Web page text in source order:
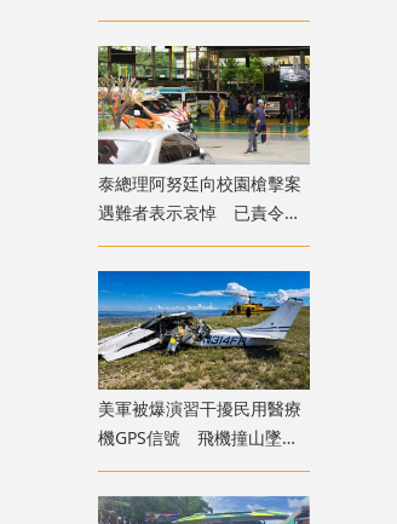
是地區和平穩定真正威脅
​泰總理阿努廷向校園槍擊案
遇難者表示哀悼 已責令展
開調查
美軍被爆演習干擾民用醫療
機GPS信號 飛機撞山墜毀
致4死